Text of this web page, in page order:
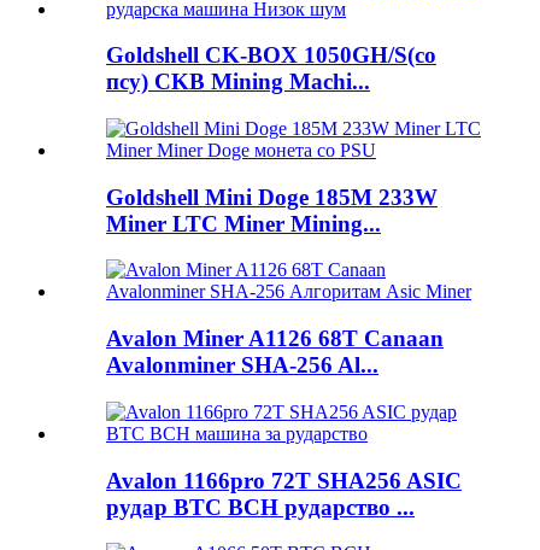
Goldshell CK-BOX 1050GH/S(со
псу) CKB Mining Machi...
Goldshell Mini Doge 185M 233W
Miner LTC Miner Mining...
Avalon Miner A1126 68T Canaan
Avalonminer SHA-256 Al...
Avalon 1166pro 72T SHA256 ASIC
рудар BTC BCH рударство ...